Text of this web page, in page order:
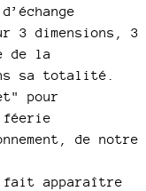
3 dimensions, 3
de la
sa totalité.
pour
féerie
de notre
fait apparaître